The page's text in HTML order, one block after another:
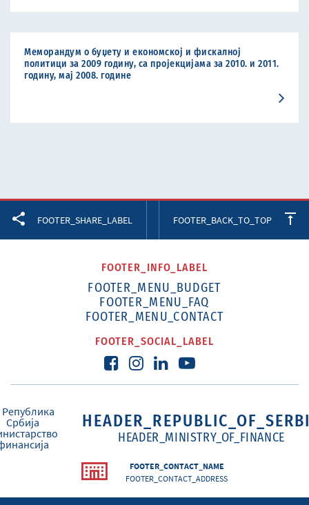
Меморандум о буџету и економској и фискалној
политици за 2009 годину, са пројекцијама за 2010. и 2011.
годину, мај 2008. године
FOOTER_SHARE_LABEL FOOTER_BACK_TO_TOP
FOOTER_INFO_LABEL
FOOTER_MENU_BUDGET
FOOTER_MENU_FAQ
FOOTER_MENU_CONTACT
FOOTER_SOCIAL_LABEL
HEADER_MINISTRY_OF_FINANCE
FOOTER_CONTACT_NAME
FOOTER_CONTACT_ADDRESS